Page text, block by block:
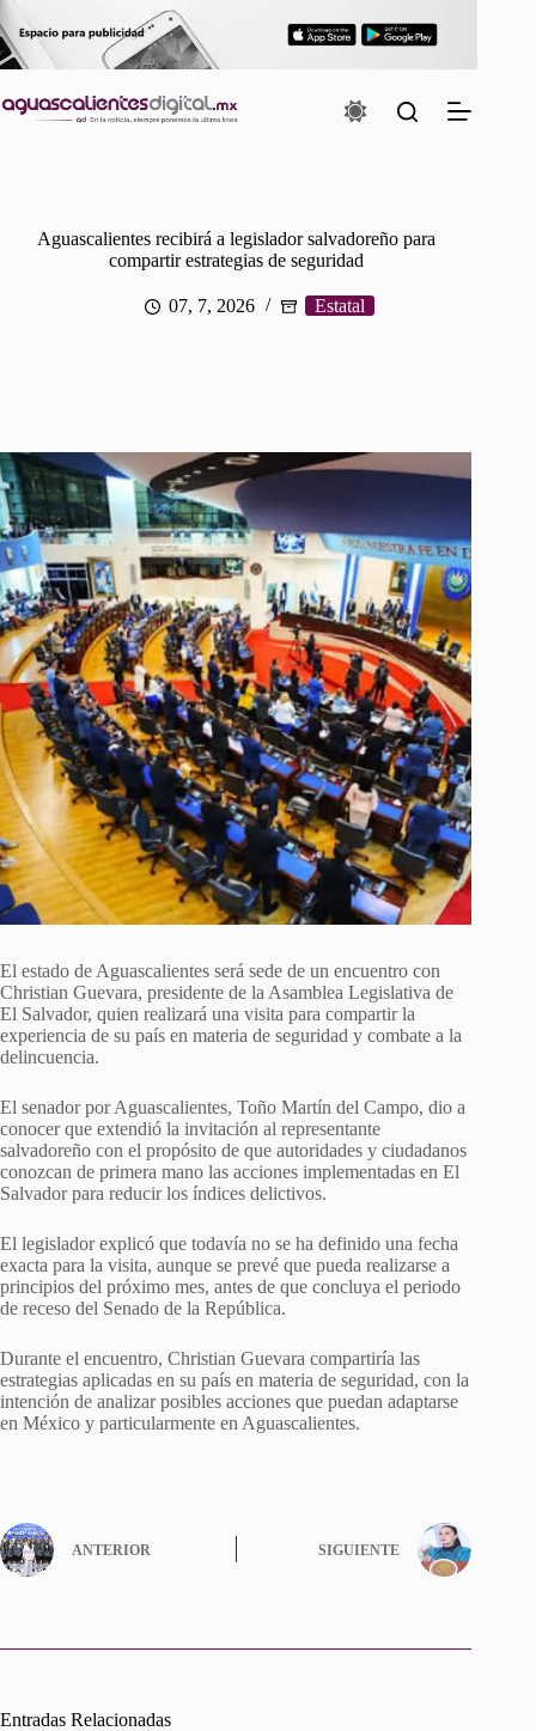
al
contenido
Aguascalientes recibirá a legislador salvadoreño para
compartir estrategias de seguridad
07, 7, 2026 Estatal
El estado de Aguascalientes será sede de un encuentro con
Christian Guevara, presidente de la Asamblea Legislativa de
El Salvador, quien realizará una visita para compartir la
experiencia de su país en materia de seguridad y combate a la
delincuencia.
El senador por Aguascalientes, Toño Martín del Campo, dio a
conocer que extendió la invitación al representante
salvadoreño con el propósito de que autoridades y ciudadanos
conozcan de primera mano las acciones implementadas en El
Salvador para reducir los índices delictivos.
El legislador explicó que todavía no se ha definido una fecha
exacta para la visita, aunque se prevé que pueda realizarse a
principios del próximo mes, antes de que concluya el periodo
de receso del Senado de la República.
Durante el encuentro, Christian Guevara compartiría las
estrategias aplicadas en su país en materia de seguridad, con la
intención de analizar posibles acciones que puedan adaptarse
en México y particularmente en Aguascalientes.
ANTERIOR SIGUIENTE
Entradas Relacionadas